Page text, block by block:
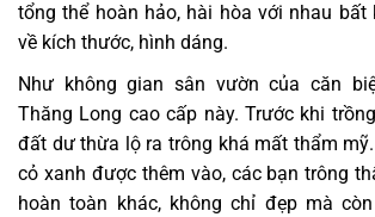
tổng thể hoàn hảo, hài hòa với nhau bất
về kích thước, hình dáng.
Như không gian sân vườn của căn
Thăng Long cao cấp này. Trước khi
đất dư thừa lộ ra trông khá mất thẩm
cỏ xanh được thêm vào, các bạn trông
hoàn toàn khác, không chỉ đẹp mà